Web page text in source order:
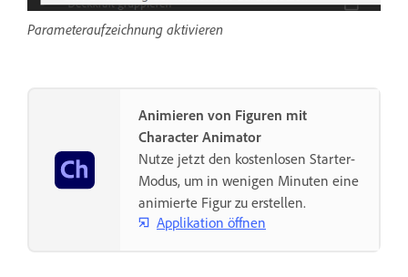
Parameteraufzeichnung aktivieren
Animieren von Figuren mit
Character Animator
Nutze jetzt den kostenlosen Starter-
Modus, um in wenigen Minuten eine
animierte Figur zu erstellen.
Applikation öffnen